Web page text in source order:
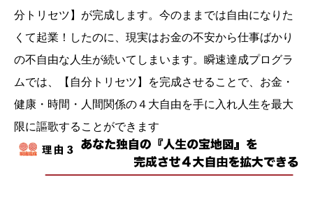
分トリセツ】が完成します。今のままでは自由になりた
くて起業！したのに、現実はお金の不安から仕事ばかり
の不自由な人生が続いてしまいます。瞬速達成プログラ
ムでは、【自分トリセツ】を完成させることで、お金・
健康・時間・人間関係の４大自由を手に入れ人生を最大
限に謳歌することができます